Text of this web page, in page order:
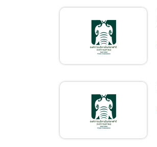
ทำความสะอาดในพื้นที่
สำนักงานเชียงใหม่ไนท์
ซาฟารี ประจำปีงบประมาณ
พ.ศ.2563 (ตั้งแต่ 1 มกราคม
2563 – 30 กันยายน 2563)
(ภาษาไทย) เผยแพร่
แผนการจัดซื้อจัดจ้าง ประจำ
ปีงบประมาณ พ.ศ.2563 ชื่อ
โครงการ จ้างเหมาบริการ
รักษาความปลอดภัยในพื้นที่
สำนักงานเชียงใหม่ไนท์
ซาฟารี ประจำปีงบประมาณ
พ.ศ.2563 (ตั้งแต่ 1 มกราคม
2563 – 30 กันยายน 2563)
(ภาษาไทย) ประกวดราคาจ้าง
ฝึกและแสดง Tiger Show
ประจำปี พ.ศ.2563 ระยะ
เวลา 10 เดือน (1 ธันวาคม